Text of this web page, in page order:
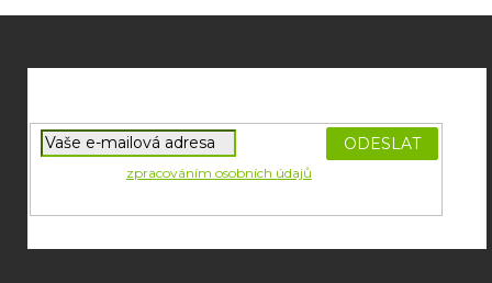
zpracováním osobních údajů
PŘIHLÁSIT